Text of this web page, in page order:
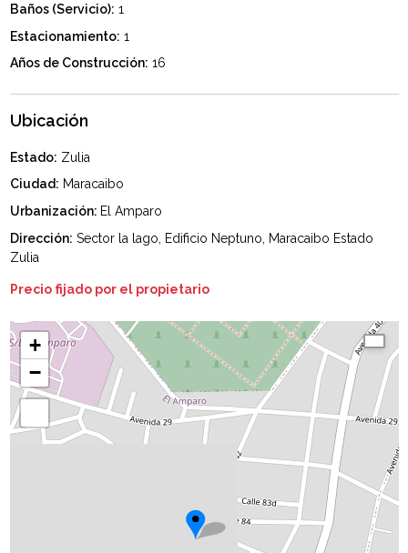
Baños (Servicio): 1
Estacionamiento: 1
Años de Construcción: 16
Ubicación
Estado: Zulia
Ciudad: Maracaibo
Urbanización: El Amparo
Dirección: Sector la lago, Edificio Neptuno, Maracaibo Estado
Zulia
Precio fijado por el propietario
+
−